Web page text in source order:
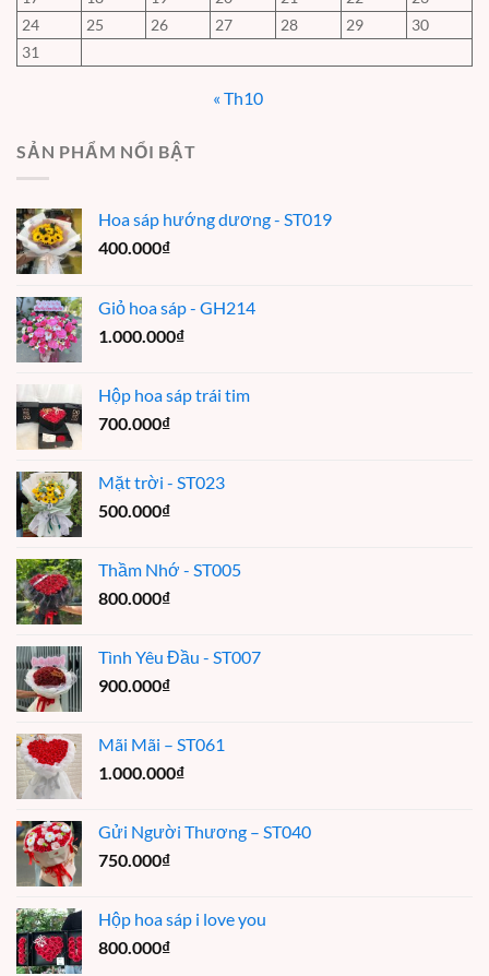
24
25 26 27 28 29
30
31
« Th10
SẢN PHẨM NỔI BẬT
Hoa sáp hướng dương - ST019
400.000₫
Giỏ hoa sáp - GH214
1.000.000₫
Hộp hoa sáp trái tim
700.000₫
Mặt trời - ST023
500.000₫
Thầm Nhớ - ST005
800.000₫
Tình Yêu Đầu - ST007
900.000₫
Mãi Mãi – ST061
1.000.000₫
Gửi Người Thương – ST040
750.000₫
Hộp hoa sáp i love you
800.000₫